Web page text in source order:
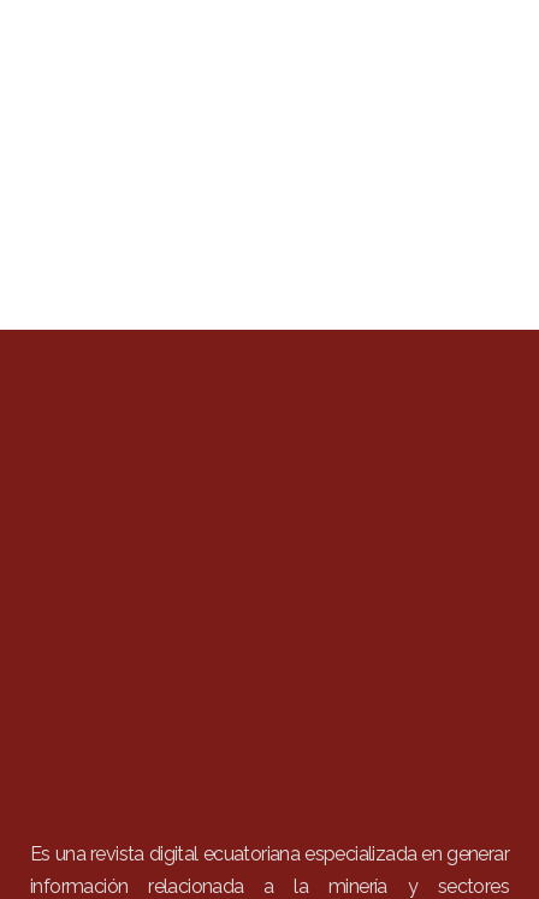
Es una revista digital ecuatoriana especializada en generar
información relacionada a la minería y sectores